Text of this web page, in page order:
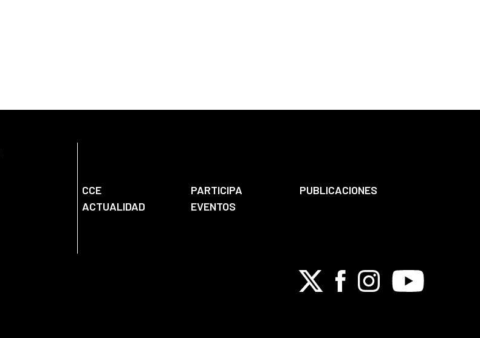
CCE PARTICIPA
PUBLICACIONES
ACTUALIDAD
EVENTOS
X FacebookInstagramYoutube